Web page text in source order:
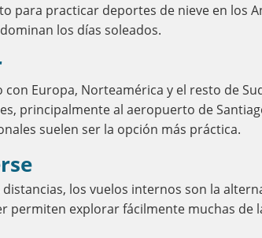
para practicar deportes de nieve en los
los días soleados.
con Europa, Norteamérica y el resto de
principalmente al aeropuerto de
suelen ser la opción más práctica.
los vuelos internos son la
permiten explorar fácilmente muchas de